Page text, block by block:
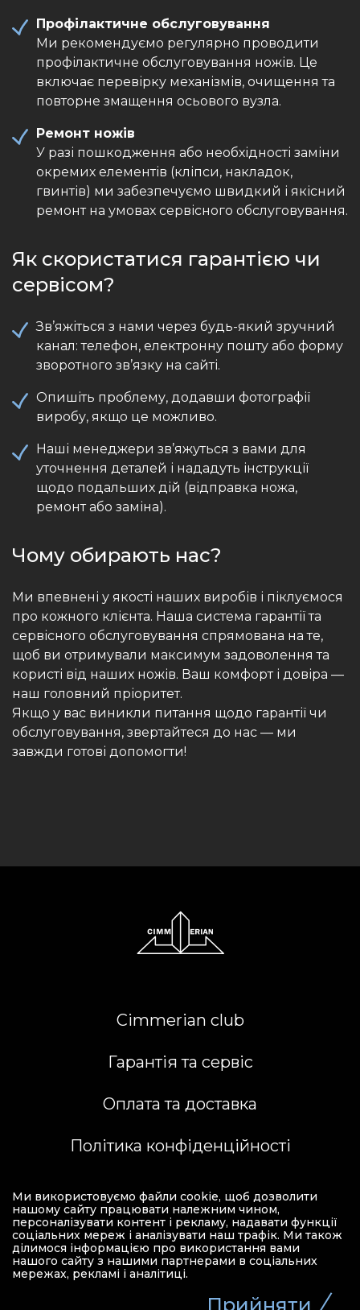
Профілактичне обслуговування
Ми рекомендуємо регулярно проводити
профілактичне обслуговування ножів. Це
включає перевірку механізмів, очищення та
повторне змащення осьового вузла.
Ремонт ножів
У разі пошкодження або необхідності заміни
окремих елементів (кліпси, накладок,
гвинтів) ми забезпечуємо швидкий і якісний
ремонт на умовах сервісного обслуговування.
Як скористатися гарантією чи
сервісом?
Зв’яжіться з нами через будь-який зручний
канал: телефон, електронну пошту або форму
зворотного зв’язку на сайті.
Опишіть проблему, додавши фотографії
виробу, якщо це можливо.
Наші менеджери зв’яжуться з вами для
уточнення деталей і нададуть інструкції
щодо подальших дій (відправка ножа,
ремонт або заміна).
Чому обирають нас?
Ми впевнені у якості наших виробів і піклуємося
про кожного клієнта. Наша система гарантії та
сервісного обслуговування спрямована на те,
щоб ви отримували максимум задоволення та
користі від наших ножів. Ваш комфорт і довіра —
наш головний пріоритет.
Якщо у вас виникли питання щодо гарантії чи
обслуговування, звертайтеся до нас — ми
завжди готові допомогти!
Cimmerian club
Гарантія та сервіс
Оплата та доставка
Політика конфіденційності
+38 (068)-145-46-90
Ми використовуємо файли cookie, щоб дозволити
нашому сайту працювати належним чином,
персоналізувати контент і рекламу, надавати функції
соціальних мереж і аналізувати наш трафік. Ми також
ділимося інформацією про використання вами
нашого сайту з нашими партнерами в соціальних
мережах, рекламі і аналітиці.
Прийняти